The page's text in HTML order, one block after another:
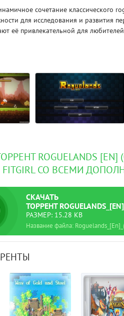
сочетание классического
для исследования и развития
её привлекательной для
ROGUELANDS [EN]
FITGIRL СО ВСЕМИ
СКАЧАТЬ
ТОРРЕНТ
РАЗМЕР: 15.28 KB